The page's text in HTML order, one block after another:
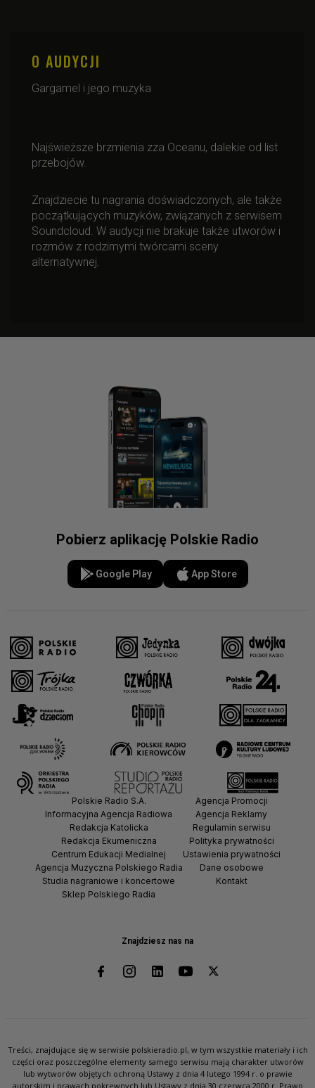
O AUDYCJI
Gargamel i jego muzyka
Najświeższe brzmienia zza Oceanu, dalekie od list
przebojów.
Znajdziecie tu nagrania doświadczonych, ale także
początkujących muzyków, związanych z serwisem
Soundcloud. W audycji nie brakuje także utworów i
rozmów z rodzimymi twórcami sceny
alternatywnej.
Pobierz aplikację Polskie Radio
Google Play App Store
Znajdziesz nas na
Polskie Radio S.A.
Informacyjna Agencja Radiowa
Redakcja Katolicka
Redakcja Ekumeniczna
Centrum Edukacji Medialnej
Agencja Muzyczna Polskiego Radia
Studia nagraniowe i koncertowe
Sklep Polskiego Radia
Agencja Promocji
Agencja Reklamy
Regulamin serwisu
Polityka prywatności
Ustawienia prywatności
Dane osobowe
Kontakt
Treści, znajdujące się w serwisie polskieradio.pl, w tym wszystkie materiały i ich
części oraz poszczególne elementy samego serwisu mają charakter utworów
lub wytworów objętych ochroną Ustawy z dnia 4 lutego 1994 r. o prawie
autorskim i prawach pokrewnych lub Ustawy z dnia 30 czerwca 2000 r. Prawo